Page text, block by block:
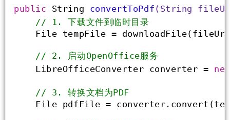
public String convertToPdf (String
// 1. 下载文件到临时目录
File tempFile =
// 2. 启动OpenOffice服务
LibreOfficeConverter converter = new
// 3. 转换文档为PDF
File pdfFile =